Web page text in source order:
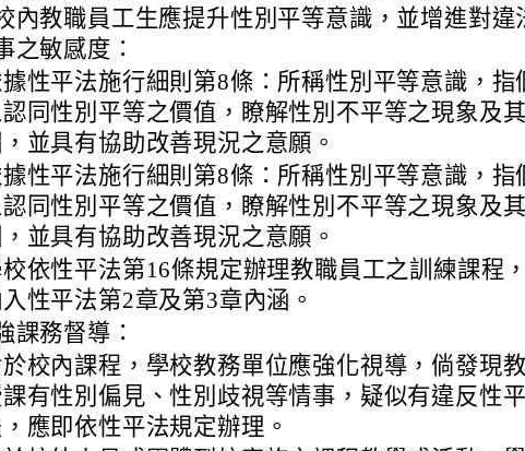
內教職員工生應提升性別平等意識，並增進對違
之敏感度：
性平法施行細則第8條：所稱性別平等意識，指
同性別平等之價值，瞭解性別不平等之現象及
，並具有協助改善現況之意願。
性平法施行細則第8條：所稱性別平等意識，指
同性別平等之價值，瞭解性別不平等之現象及
，並具有協助改善現況之意願。
依性平法第16條規定辦理教職員工之訓練課程
性平法第2章及第3章內涵。
課務督導：
校內課程，學校教務單位應強化視導，倘發現
有性別偏見、性別歧視等情事，疑似有違反性平
應即依性平法規定辦理。